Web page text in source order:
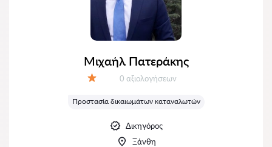
Μιχαήλ Πατεράκης
Αξιολογήσεις:
0 αξιολογήσεων
Προστασία δικαιωμάτων καταναλωτών
Δικηγόρος
Ξάνθη